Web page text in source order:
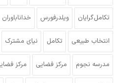
تکامل‌گرایان ویلدرفورس خداناباوران
انتخاب طبیعی تکامل نیای مشترک
مدرسه نجوم مرکز فضایی مرکز